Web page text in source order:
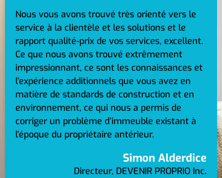
Nous vous avons trouvé très orienté vers le
service à la clientèle et les solutions et le
rapport qualité-prix de vos services, excellent.
Ce que nous avons trouvé extrêmement
impressionnant, ce sont les connaissances et
l’expérience additionnels que vous avez en
matière de standards de construction et en
environnement, ce qui nous a permis de
corriger un problème d’immeuble existant à
l’époque du propriétaire antérieur.
Simon Alderdice
Directeur, DEVENIR PROPRIO Inc.